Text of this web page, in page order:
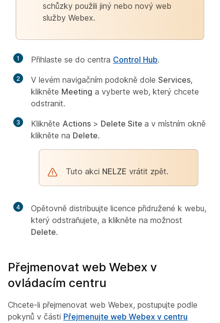
schůzky použili jiný nebo nový web
služby Webex.
1 Přihlaste se do centra Control Hub.
2 V levém navigačním podokně dole Services,
klikněte Meeting a vyberte web, který chcete
odstranit.
3 Klikněte Actions > Delete Site a v místním okně
klikněte na Delete.
Tuto akci NELZE vrátit zpět.
4
Opětovně distribuujte licence přidružené k webu,
který odstraňujete, a klikněte na možnost
Delete.
Přejmenovat web Webex v
ovládacím centru
Chcete-li přejmenovat web Webex, postupujte podle
pokynů v části Přejmenujte web Webex v centru